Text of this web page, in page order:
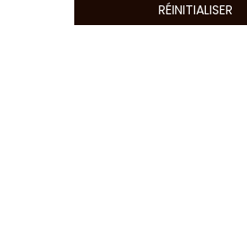
RÉINITIALISER